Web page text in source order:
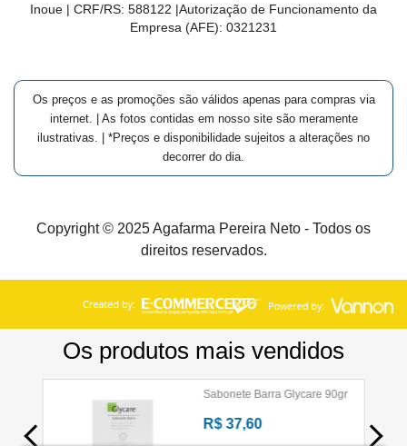
Inoue | CRF/RS: 588122 |Autorização de Funcionamento da
Empresa (AFE): 0321231
Os preços e as promoções são válidos apenas para compras via
internet. | As fotos contidas em nosso site são meramente
ilustrativas. | *Preços e disponibilidade sujeitos a alterações no
decorrer do dia.
Copyright © 2025 Agafarma Pereira Neto - Todos os
direitos reservados.